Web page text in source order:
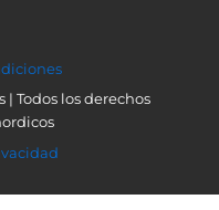
Todos los derechos